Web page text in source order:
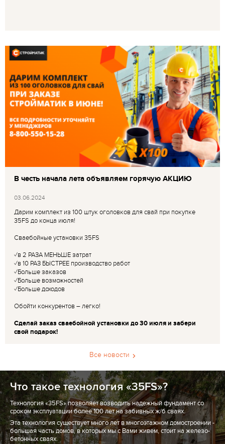
В честь начала лета объявляем горячую АКЦИЮ
03.06.2024
Дарим комплект из 100 штук оголовков для свай при покупке
35FS до конца июля!
Сваебойные установки 35FS
✓в 2 РАЗА МЕНЬШЕ затрат
✓в 10 РАЗ БЫСТРЕЕ производство работ
✓Больше заказов
✓Больше возможностей
✓Больше доходов
Обойти конкурентов – легко!
Сделай заказ сваебойной установки до 30 июля и забери
свой подарок!
Все новости
Что такое технология «35FS»?
Технология «35FS» позволяет возводить надежный фундамент со
сроком эксплуатации более 100 лет на забивных ж/б сваях.
Эта технология существует много лет в многоэтажном домостроении -
большая часть домов, в которых мы с Вами живем, стоит на железо-
бетонных сваях.